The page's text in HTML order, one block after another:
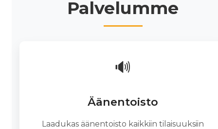
Palvelumme
🔊
Äänentoisto
Laadukas äänentoisto kaikkiin tilaisuuksiin